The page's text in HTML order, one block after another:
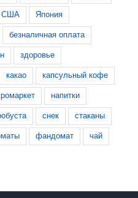
США Япония
безналичная оплата
здоровье
какао капсульный кофе
напитки
снек стаканы
фандомат чай